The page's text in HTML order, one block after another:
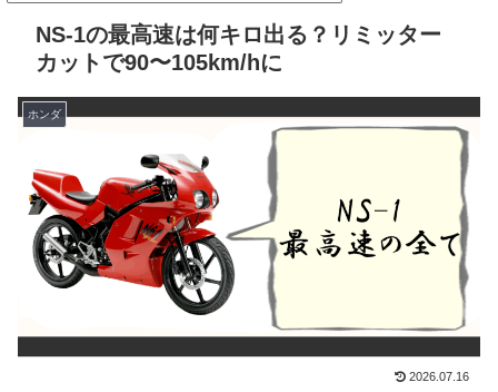
NS-1の最高速は何キロ出る？リミッター
カットで90〜105km/hに
ホンダ
2026.07.16